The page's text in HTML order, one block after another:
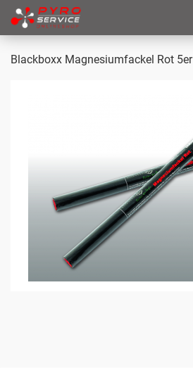
Blackboxx Magnesiumfackel Rot 5er